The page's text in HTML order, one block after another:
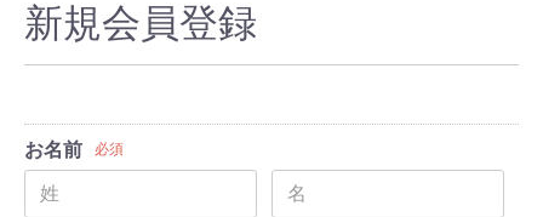
新規会員登録
お名前 必須